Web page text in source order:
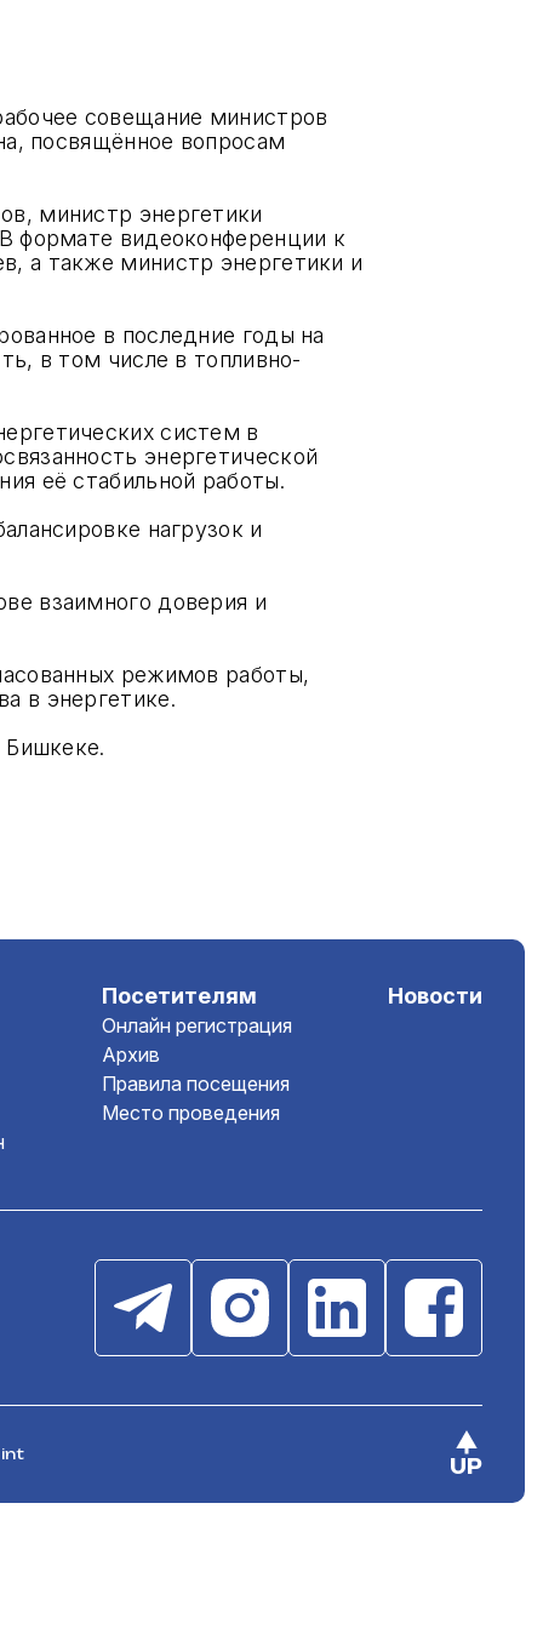
совещание министров
посвящённое вопросам
министр энергетики
формате видеоконференции к
а также министр энергетики и
в последние годы на
в том числе в топливно-
систем в
энергетической
её стабильной работы.
нагрузок и
взаимного доверия и
режимов работы,
в энергетике.
Бишкеке.
Посетителям
Онлайн регистрация
Архив
Правила посещения
Место проведения
Новости
UP